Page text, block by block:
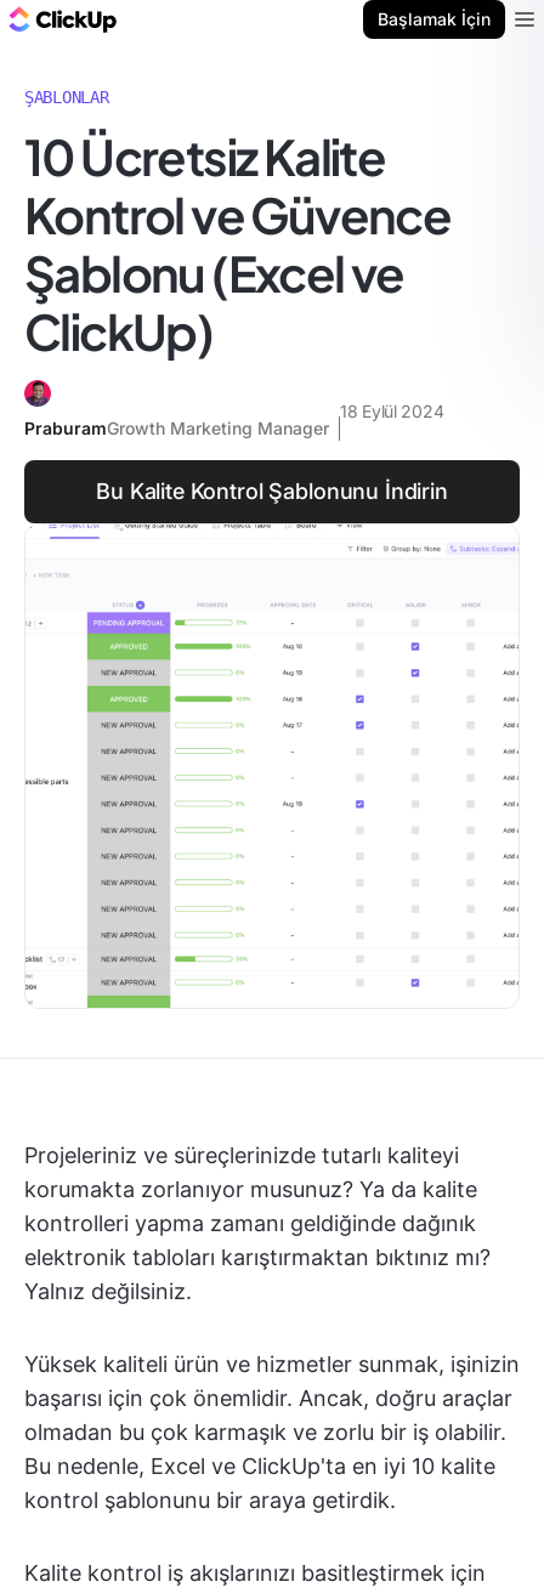
Başlamak İçin
ŞABLONLAR
10 Ücretsiz Kalite
Kontrol ve Güvence
Şablonu (Excel ve
ClickUp)
PraburamGrowth Marketing Manager
18 Eylül 2024
Bu Kalite Kontrol Şablonunu İndirin
Projeleriniz ve süreçlerinizde tutarlı kaliteyi
korumakta zorlanıyor musunuz? Ya da kalite
kontrolleri yapma zamanı geldiğinde dağınık
elektronik tabloları karıştırmaktan bıktınız mı?
Yalnız değilsiniz.
Yüksek kaliteli ürün ve hizmetler sunmak, işinizin
başarısı için çok önemlidir. Ancak, doğru araçlar
olmadan bu çok karmaşık ve zorlu bir iş olabilir.
Bu nedenle, Excel ve ClickUp'ta en iyi 10 kalite
kontrol şablonunu bir araya getirdik.
Kalite kontrol iş akışlarınızı basitleştirmek için